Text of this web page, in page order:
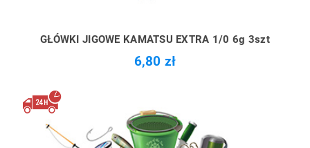
GŁÓWKI JIGOWE KAMATSU EXTRA 1/0 6g 3szt
6,80 zł